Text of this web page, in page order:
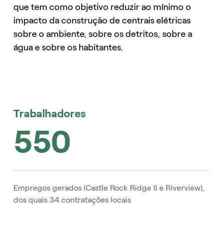
que tem como objetivo reduzir ao mínimo o
impacto da construção de centrais elétricas
sobre o ambiente, sobre os detritos, sobre a
água e sobre os habitantes.
Trabalhadores
550
Empregos gerados (Castle Rock Ridge II e Riverview),
dos quais 34 contratações locais